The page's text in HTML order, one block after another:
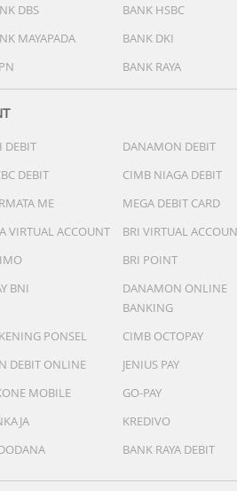
DBS
BANK HSBC
MAYAPADA
BANK DKI
BANK RAYA
DEBIT
DANAMON DEBIT
DEBIT
CIMB NIAGA DEBIT
ME
MEGA DEBIT CARD
VIRTUAL ACCOUNT
BRI VIRTUAL
BRI POINT
BNI
DANAMON ONLINE
BANKING
PONSEL
CIMB OCTOPAY
DEBIT ONLINE
JENIUS PAY
MOBILE
GO-PAY
KREDIVO
BANK RAYA DEBIT